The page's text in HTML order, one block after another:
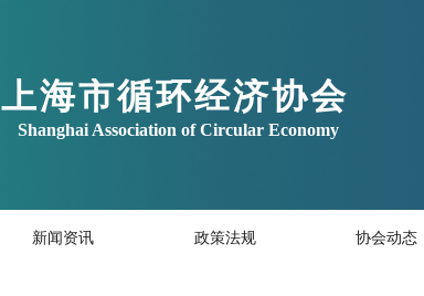
上海市循环经济协会
Shanghai Association of Circular Economy
新闻资讯 政策法规 协会动态